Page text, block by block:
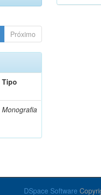
Próximo
Tipo
Monografia
DSpace Software